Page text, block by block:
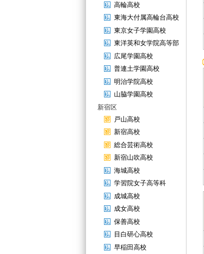
高輪高校
東海大付属高輪台高校
東京女子学園高校
東洋英和女学院高等部
広尾学園高校
普連土学園高校
明治学院高校
山脇学園高校
新宿区
戸山高校
新宿高校
総合芸術高校
新宿山吹高校
海城高校
学習院女子高等科
成城高校
成女高校
保善高校
目白研心高校
早稲田高校